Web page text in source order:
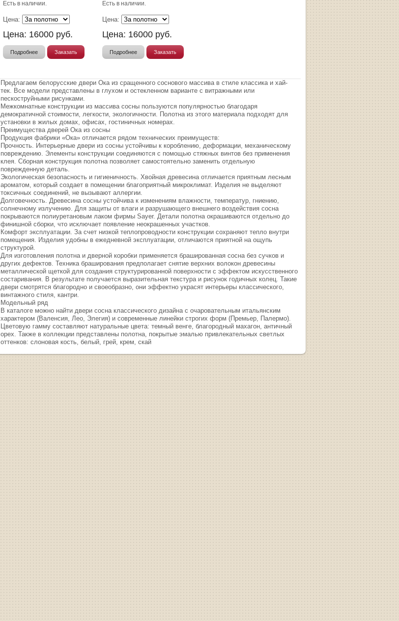
Есть в наличии.
Цена:
Цена: 16000 руб.
Подробнее Заказать
Есть в наличии.
Цена:
Цена: 16000 руб.
Подробнее Заказать
Предлагаем белорусские двери Ока из сращенного соснового массива в стиле классика и хай-
тек. Все модели представлены в глухом и остекленном варианте с витражными или
пескоструйными рисунками.
Межкомнатные конструкции из массива сосны пользуются популярностью благодаря
демократичной стоимости, легкости, экологичности. Полотна из этого материала подходят для
установки в жилых домах, офисах, гостиничных номерах.
Преимущества дверей Ока из сосны
Продукция фабрики «Ока» отличается рядом технических преимуществ:
Прочность. Интерьерные двери из сосны устойчивы к короблению, деформации, механическому
повреждению. Элементы конструкции соединяются с помощью стяжных винтов без применения
клея. Сборная конструкция полотна позволяет самостоятельно заменить отдельную
поврежденную деталь.
Экологическая безопасность и гигиеничность. Хвойная древесина отличается приятным лесным
ароматом, который создает в помещении благоприятный микроклимат. Изделия не выделяют
токсичных соединений, не вызывают аллергии.
Долговечность. Древесина сосны устойчива к изменениям влажности, температур, гниению,
солнечному излучению. Для защиты от влаги и разрушающего внешнего воздействия сосна
покрываются полиуретановым лаком фирмы Sayer. Детали полотна окрашиваются отдельно до
финишной сборки, что исключает появление неокрашенных участков.
Комфорт эксплуатации. За счет низкой теплопроводности конструкции сохраняют тепло внутри
помещения. Изделия удобны в ежедневной эксплуатации, отличаются приятной на ощупь
структурой.
Для изготовления полотна и дверной коробки применяется брашированная сосна без сучков и
других дефектов. Техника браширования предполагает снятие верхних волокон древесины
металлической щеткой для создания структурированной поверхности с эффектом искусственного
состаривания. В результате получается выразительная текстура и рисунок годичных колец. Такие
двери смотрятся благородно и своеобразно, они эффектно украсят интерьеры классического,
винтажного стиля, кантри.
Модельный ряд
В каталоге можно найти двери сосна классического дизайна с очаровательным итальянским
характером (Валенсия, Лео, Элегия) и современные линейки строгих форм (Премьер, Палермо).
Цветовую гамму составляют натуральные цвета: темный венге, благородный махагон, античный
орех. Также в коллекции представлены полотна, покрытые эмалью привлекательных светлых
оттенков: слоновая кость, белый, грей, крем, скай